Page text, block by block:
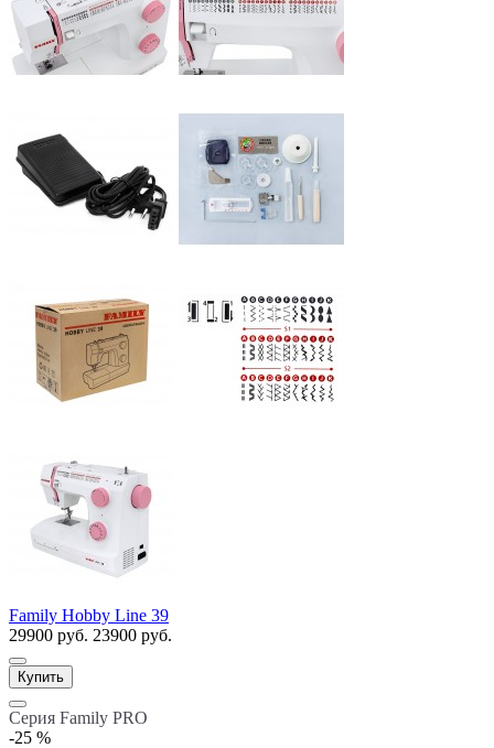
Family Hobby Line 39
29900 руб. 23900 руб.
Купить
Серия Family PRO
-25 %